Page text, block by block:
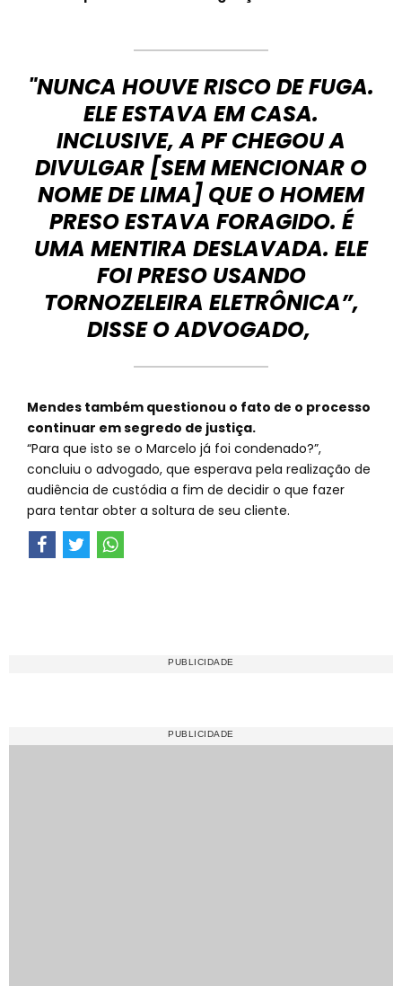
"NUNCA HOUVE RISCO DE FUGA.
ELE ESTAVA EM CASA.
INCLUSIVE, A PF CHEGOU A
DIVULGAR [SEM MENCIONAR O
NOME DE LIMA] QUE O HOMEM
PRESO ESTAVA FORAGIDO. É
UMA MENTIRA DESLAVADA. ELE
FOI PRESO USANDO
TORNOZELEIRA ELETRÔNICA”,
DISSE O ADVOGADO,
Mendes também questionou o fato de o processo
continuar em segredo de justiça.
“Para que isto se o Marcelo já foi condenado?”,
concluiu o advogado, que esperava pela realização de
audiência de custódia a fim de decidir o que fazer
para tentar obter a soltura de seu cliente.